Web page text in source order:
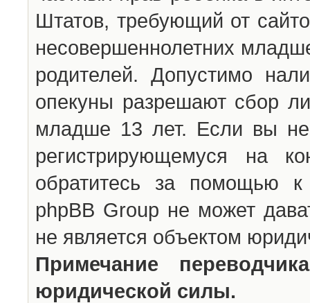
Штатов, требующий от
несовершеннолетних
родителей. Допустимо
опекуны разрешают сбор
младше 13 лет. Если вы
регистрирующемуся на
обратитесь за помощью к
phpBB Group не может
не является объектом
Примечание
юридической силы.